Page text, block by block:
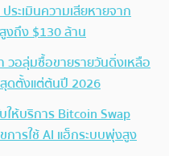
ระเมินความเสียหายจาก
งถึง $130 ล้าน
วอลุ่มซื้อขายรายวันดิ่งเหลือ
ดตั้งแต่ต้นปี 2026
ให้บริการ Bitcoin Swap
การใช้ AI แฮ็กระบบพุ่งสูง